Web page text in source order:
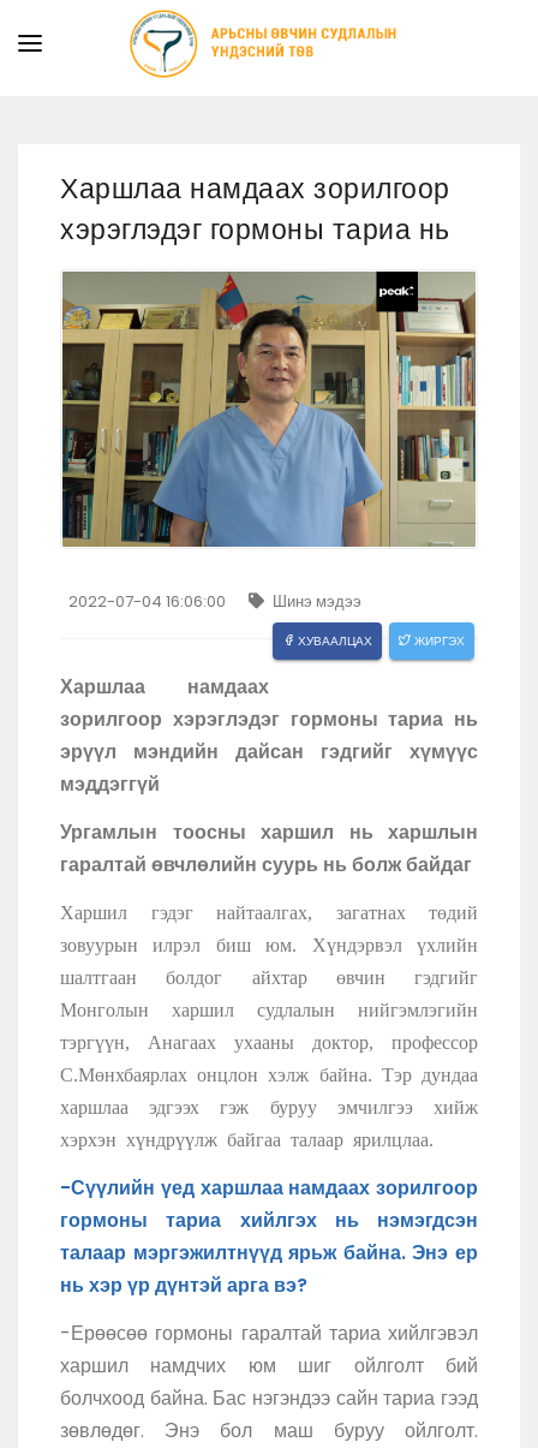
ХУУЛЬ ЭРХ ЗҮЙ
МЭДЭЭ
СУРГАЛТЫН АЛБА
Харшлаа намдаах зорилгоор
хэрэглэдэг гормоны тариа нь
2022-07-04 16:06:00 Шинэ мэдээ
ХУВААЛЦАХ ЖИРГЭХ
Харшлаа намдаах
зорилгоор хэрэглэдэг гормоны тариа нь
эрүүл мэндийн дайсан гэдгийг хүмүүс
мэддэггүй
Ургамлын тоосны харшил нь харшлын
гаралтай өвчлөлийн суурь нь болж байдаг
Харшил гэдэг найтаалгах, загатнах төдий
зовуурын илрэл биш юм. Хүндэрвэл үхлийн
шалтгаан болдог айхтар өвчин гэдгийг
Монголын харшил судлалын нийгэмлэгийн
тэргүүн, Анагаах ухааны доктор, профессор
С.Мөнхбаярлах онцлон хэлж байна. Тэр дундаа
харшлаа эдгээх гэж буруу эмчилгээ хийж
хэрхэн хүндрүүлж байгаа талаар ярилцлаа.
-Сүүлийн үед харшлаа намдаах зорилгоор
гормоны тариа хийлгэх нь нэмэгдсэн
талаар мэргэжилтнүүд ярьж байна. Энэ ер
нь хэр үр дүнтэй арга вэ?
-Ерөөсөө гормоны гаралтай тариа хийлгэвэл
харшил намдчих юм шиг ойлголт бий
болчхоод байна. Бас нэгэндээ сайн тариа гээд
зөвлөдөг. Энэ бол маш буруу ойлголт.